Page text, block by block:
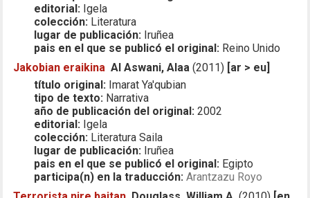
editorial: Igela
colección: Literatura
lugar de publicación: Iruñea
pais en el que se publicó el original: Reino Unido
Jakobian eraikina Al Aswani, Alaa (2011) [ar > eu]
título original: Imarat Ya'qubian
tipo de texto: Narrativa
año de publicación del original: 2002
editorial: Igela
colección: Literatura Saila
lugar de publicación: Iruñea
pais en el que se publicó el original: Egipto
participa(n) en la traducción: Arantzazu Royo